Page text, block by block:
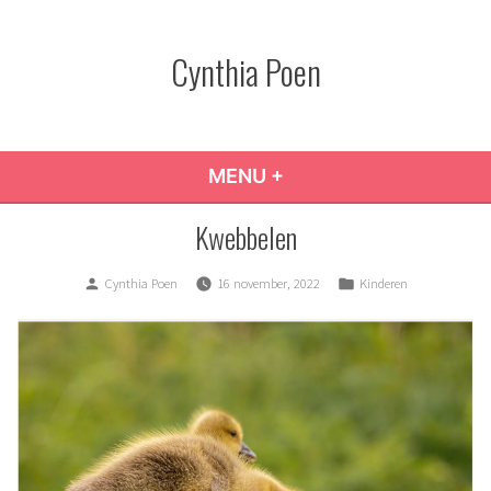
Cynthia Poen
MENU +
Kwebbelen
Posted
Cynthia Poen 16 november, 2022
Posted
Kinderen